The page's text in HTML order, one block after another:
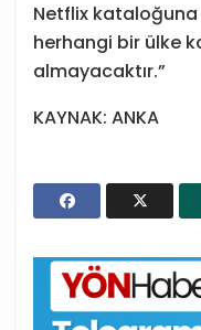
Netflix kataloğuna
herhangi bir ülke
almayacaktır.”
KAYNAK: ANKA